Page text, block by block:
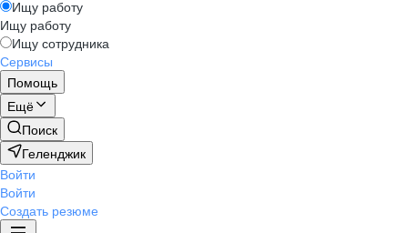
Ищу работу
Ищу работу
Ищу сотрудника
Сервисы
Помощь
Ещё
Поиск
Геленджик
Войти
Войти
Создать резюме